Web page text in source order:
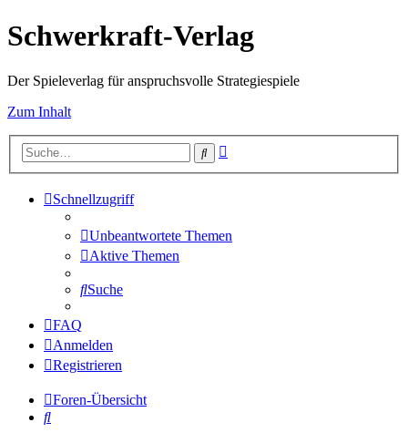
Schwerkraft-Verlag
Der Spieleverlag für anspruchsvolle Strategiespiele
Zum Inhalt
Suche
Schnellzugriff
Unbeantwortete Themen
Aktive Themen
Suche
FAQ
Anmelden
Registrieren
Foren-Übersicht
Suche